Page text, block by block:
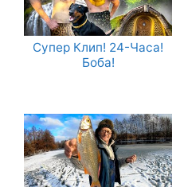
Супер Клип! 24-Часа!
Боба!